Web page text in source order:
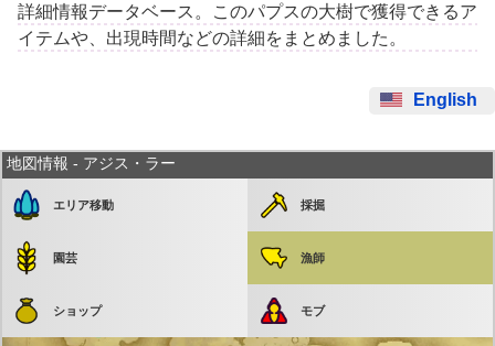
詳細情報データベース。このパプスの大樹で獲得できるア
イテムや、出現時間などの詳細をまとめました。
English
地図情報 - アジス・ラー
エリア移動 採掘
園芸 漁師
ショップ モブ